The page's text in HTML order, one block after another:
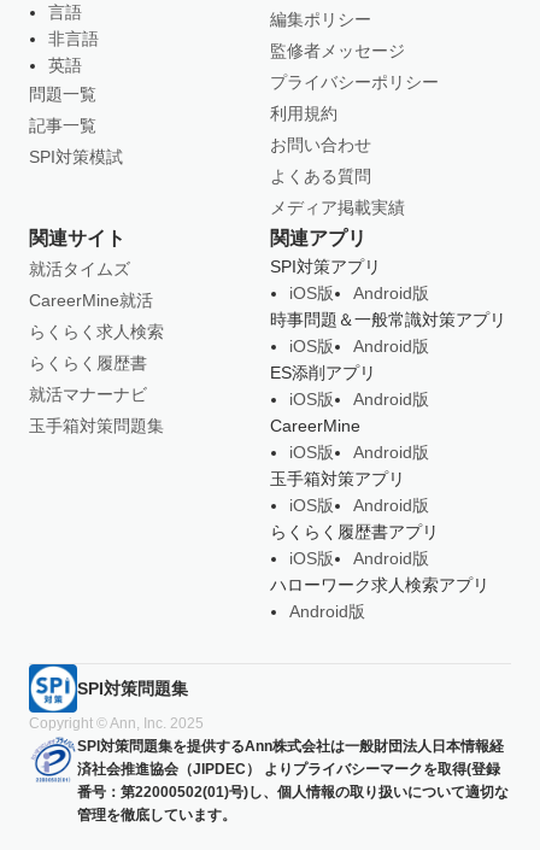
言語
非言語
英語
問題一覧
記事一覧
SPI対策模試
編集ポリシー
監修者メッセージ
プライバシーポリシー
利用規約
お問い合わせ
よくある質問
メディア掲載実績
関連サイト
就活タイムズ
CareerMine就活
らくらく求人検索
らくらく履歴書
就活マナーナビ
玉手箱対策問題集
関連アプリ
SPI対策アプリ
iOS版
Android版
時事問題＆一般常識対策アプリ
iOS版
Android版
ES添削アプリ
iOS版
Android版
CareerMine
iOS版
Android版
玉手箱対策アプリ
iOS版
Android版
らくらく履歴書アプリ
iOS版
Android版
ハローワーク求人検索アプリ
Android版
SPI対策問題集
Copyright © Ann, Inc. 2025
SPI対策問題集を提供するAnn株式会社は一般財団法人日本情報経
済社会推進協会（JIPDEC） よりプライバシーマークを取得(登録
番号：第22000502(01)号)し、個人情報の取り扱いについて適切な
管理を徹底しています。